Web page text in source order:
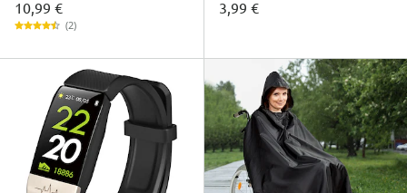
10,99 €
(2)
3,99 €